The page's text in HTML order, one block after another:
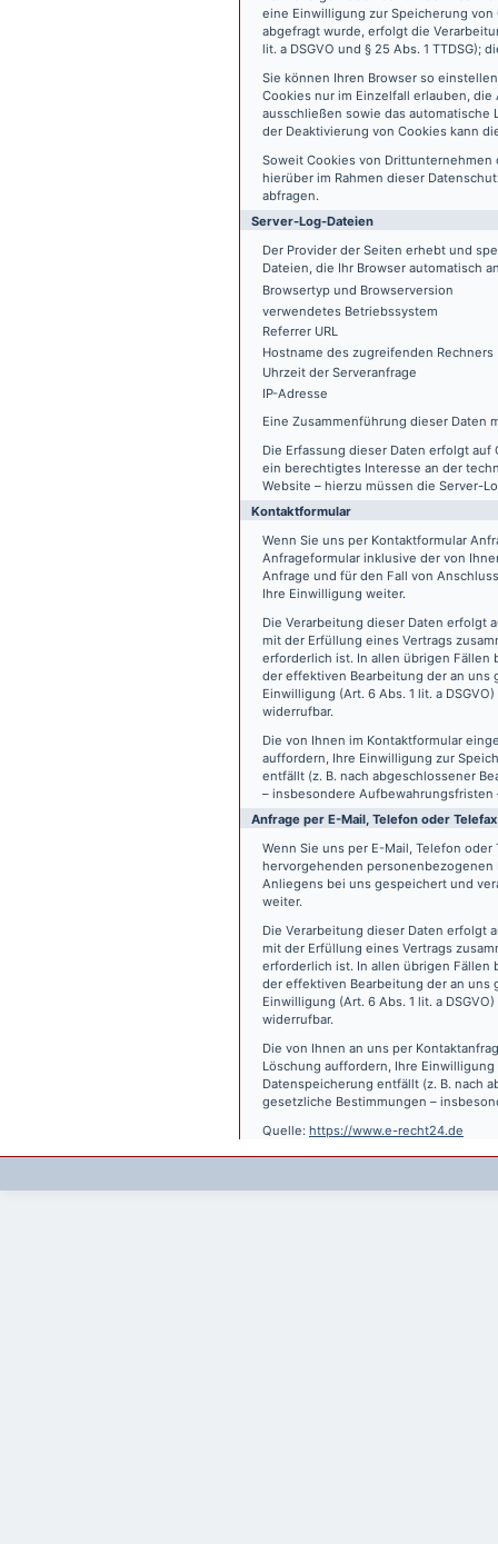
eine Einwilligung zur Speicherung
abgefragt wurde, erfolgt die
lit. a DSGVO und § 25 Abs. 1
Sie können Ihren Browser so
Cookies nur im Einzelfall erlauben,
ausschließen sowie das automatische
der Deaktivierung von Cookies kann
Soweit Cookies von
hierüber im Rahmen dieser
abfragen.
Server-Log-Dateien
Der Provider der Seiten erhebt und
Dateien, die Ihr Browser automatisch
Browsertyp und Browserversion
verwendetes Betriebssystem
Referrer URL
Hostname des zugreifenden Rechners
Uhrzeit der Serveranfrage
IP-Adresse
Eine Zusammenführung dieser Daten
Die Erfassung dieser Daten erfolgt auf
ein berechtigtes Interesse an der
Website – hierzu müssen die Server-
Kontaktformular
Wenn Sie uns per Kontaktformular
Anfrageformular inklusive der von
Anfrage und für den Fall von
Ihre Einwilligung weiter.
Die Verarbeitung dieser Daten erfolgt
mit der Erfüllung eines Vertrags
erforderlich ist. In allen übrigen Fällen
der effektiven Bearbeitung der an uns
Einwilligung (Art. 6 Abs. 1 lit. a
widerrufbar.
Die von Ihnen im Kontaktformular
auffordern, Ihre Einwilligung zur
entfällt (z. B. nach abgeschlossener
– insbesondere
Anfrage per E-Mail, Telefon oder Telefax
Wenn Sie uns per E-Mail, Telefon
hervorgehenden personenbezogenen
Anliegens bei uns gespeichert und
weiter.
Die Verarbeitung dieser Daten erfolgt
mit der Erfüllung eines Vertrags
erforderlich ist. In allen übrigen Fällen
der effektiven Bearbeitung der an uns
Einwilligung (Art. 6 Abs. 1 lit. a
widerrufbar.
Die von Ihnen an uns per
Löschung auffordern, Ihre
Datenspeicherung entfällt (z. B. nach
gesetzliche Bestimmungen –
Quelle: https://www.e-recht24.de